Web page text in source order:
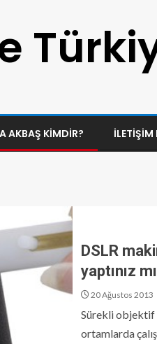
AKBAŞ KIMDIR? İLETIŞIM
DSLR
yaptınız
20 Ağustos 2013
Sürekli objektif
ortamlarda